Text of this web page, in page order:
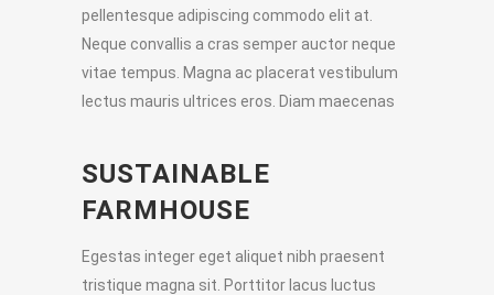
pellentesque adipiscing commodo elit at.
Neque convallis a cras semper auctor neque
vitae tempus. Magna ac placerat vestibulum
lectus mauris ultrices eros. Diam maecenas
SUSTAINABLE
FARMHOUSE
Egestas integer eget aliquet nibh praesent
tristique magna sit. Porttitor lacus luctus